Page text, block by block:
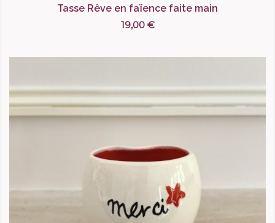
Tasse Rêve en faïence faite main
19,00 €